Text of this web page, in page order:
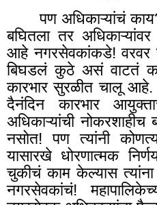
पण अधिकाऱ्यांचं काय
बघितला तर
आहे नगरसेवकांकडे! वरवर
बिघडलं कुठे असं वाटतं
कारभार सुरळीत चालू
दैनंदिन कारभार
अधिकाऱ्यांची
नसोत! पण त्यांनी
यासारखे धोरणात्मक
चुकीचं काम केल्यास
नगरसेवकांचं!